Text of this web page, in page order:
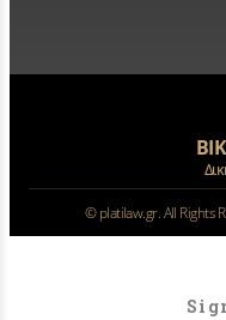
©platilaw.gr. All Rights